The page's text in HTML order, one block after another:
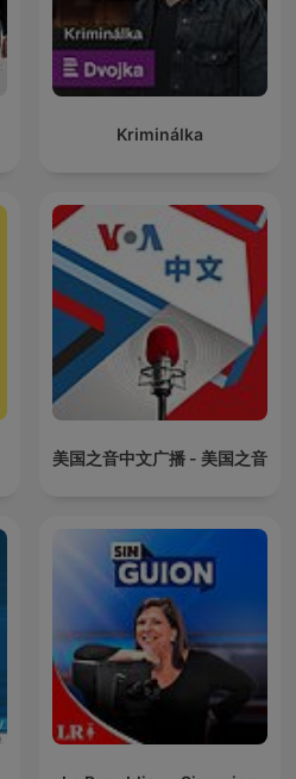
Kriminálka
美国之音中文广播 - 美国之音